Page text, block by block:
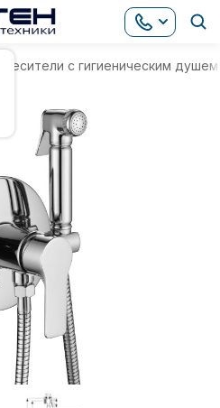
Смесители с гигиеническим душем